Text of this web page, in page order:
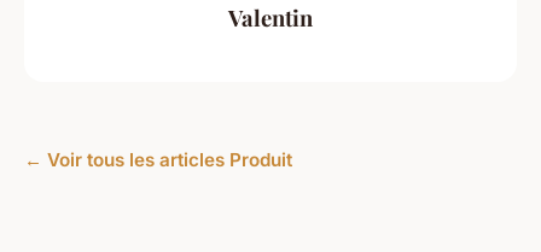
Valentin
← Voir tous les articles Produit